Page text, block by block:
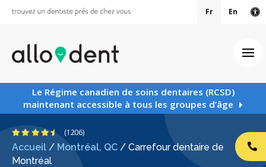
Fr En
Le Régime canadien de soins dentaires (RCSD)
maintenant accessible à tous les groupes d’âge
Accueil / Montréal, QC / Carrefour dentaire de
Montréal
4.5 étoiles
(1206)